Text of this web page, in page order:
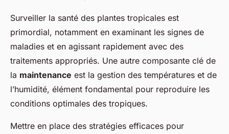
Surveiller la santé des plantes tropicales est
primordial, notamment en examinant les signes de
maladies et en agissant rapidement avec des
traitements appropriés. Une autre composante clé de
la maintenance est la gestion des températures et de
l’humidité, élément fondamental pour reproduire les
conditions optimales des tropiques.
Mettre en place des stratégies efficaces pour